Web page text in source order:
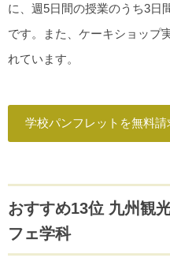
に、週5日間の授業のうち3日
です。また、ケーキショップ
れています。
学校パンフレットを無料請
おすすめ13位 九州観
フェ学科